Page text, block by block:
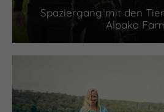
Spaziergang mit den
Alpaka